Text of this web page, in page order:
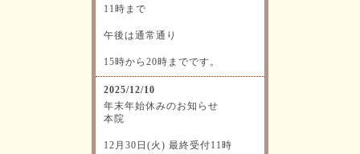
11時まで
午後は通常通り
15時から20時までです。
2025/12/10
年末年始休みのお知らせ
本院
12月30日(火) 最終受付11時